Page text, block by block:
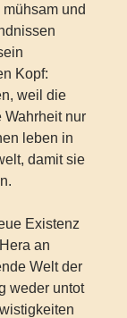
und
Kopf:
weil die
Wahrheit nur
leben in
damit sie
Existenz
an
Welt der
weder untot